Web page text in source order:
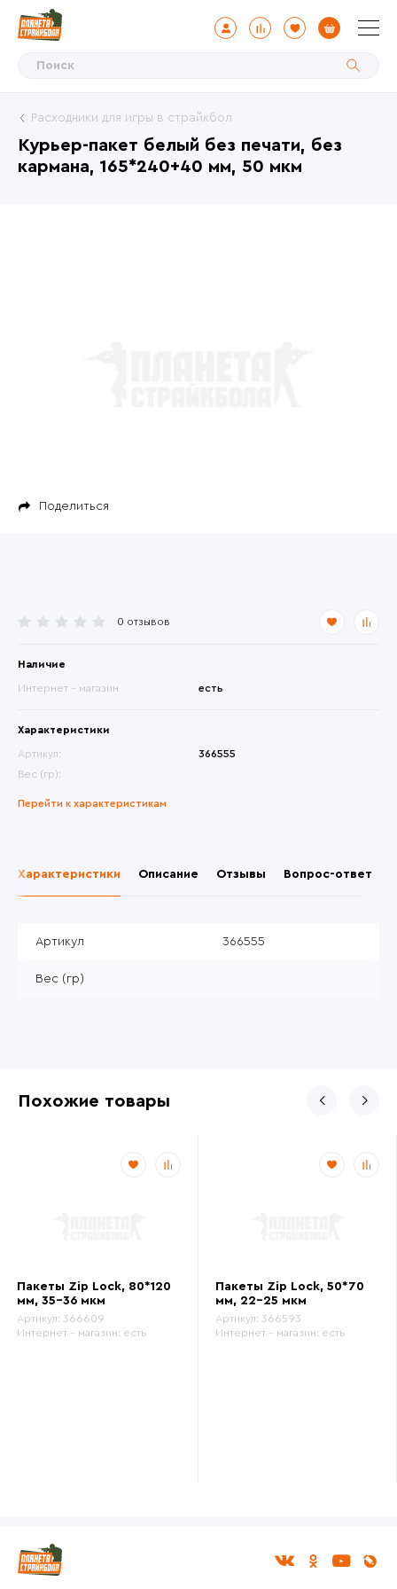
Курьер-пакет белый без печати, без
кармана, 165*240+40 мм, 50 мкм
Расходники для игры в страйкбол
Поделиться
0 отзывов
Наличие
Интернет - магазин есть
Характеристики
Артикул:
366555
Вес (гр):
Перейти к характеристикам
Характеристики Описание Отзывы Вопрос-ответ
Артикул 366555
Вес (гр)
Похожие товары
Пакеты Zip Lock, 80*120
мм, 35-36 мкм
Артикул: 366609
Интернет - магазин: есть
Пакеты Zip Lock, 50*70
мм, 22-25 мкм
Артикул: 366593
Интернет - магазин: есть